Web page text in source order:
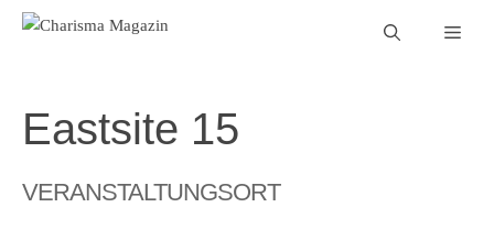
Zum
Eastsite 15
VERANSTALTUNGSORT